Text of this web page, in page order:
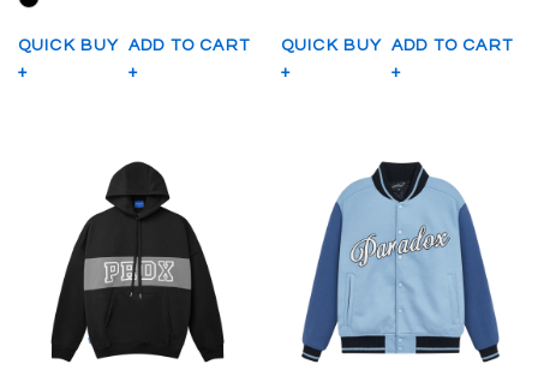
285.000 ₫.
QUICK BUY
+
ADD TO CART
+
QUICK BUY
+
ADD TO CART
+